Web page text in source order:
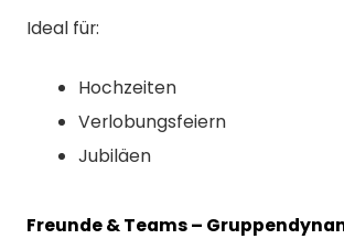
Ideal für:
Hochzeiten
Verlobungsfeiern
Jubiläen
Freunde & Teams –